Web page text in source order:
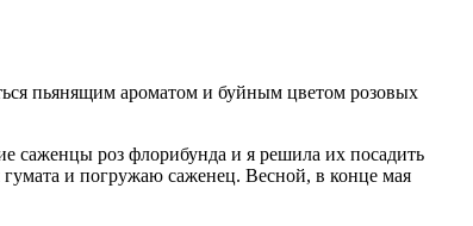
пьянящим ароматом и буйным цветом розовых
саженцы роз флорибунда и я решила их посадить
и погружаю саженец. Весной, в конце мая